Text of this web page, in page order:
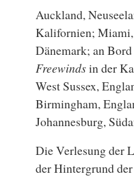
Auckland,
Kalifornien;
Dänemark; an
Freewindsin der
West Sussex,
Birmingham,
Johannesburg,
Die Verlesung der
der Hintergrund